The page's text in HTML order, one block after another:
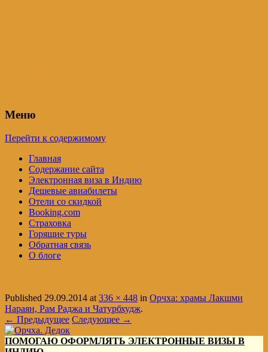
Меню
Перейти к содержимому
Главная
Содержание сайта
Электронная виза в Индию
Дешевые авиабилеты
Отели со скидкой
Booking.com
Страховка
Горящие туры
Обратная связь
О блоге
Published 29.09.2014 at336 × 448 in Орчха: храмы Лакшми
Нараян, Рам Раджа и Чатурбхудж.
← Предыдущее Следующее →
ПОМОГАЮ ОФОРМЛЯТЬ ЭЛЕКТРОННЫЕ ВИЗЫ В